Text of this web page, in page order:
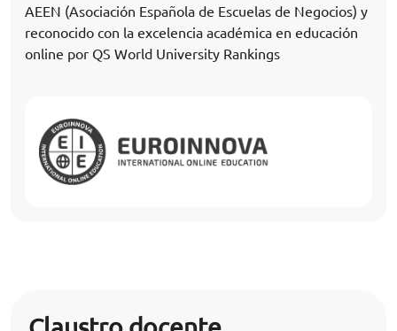
AEEN (Asociación Española de Escuelas de Negocios) y
reconocido con la excelencia académica en educación
online por QS World University Rankings